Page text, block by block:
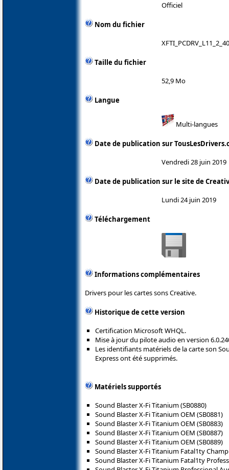
Officiel
Nom du fichier
Taille du fichier
52,9 Mo
Langue
Multi-langues
Date de publication sur
Vendredi 28 juin 2019
Date de publication sur le site de
Lundi 24 juin 2019
Téléchargement
Informations complémentaires
Drivers pour les cartes sons Creative.
Historique de cette version
Certification Microsoft WHQL.
Mise à jour du pilote audio en version
Les identifiants matériels de la carte son
Express ont été supprimés.
Matériels supportés
Sound Blaster X-Fi Titanium (SB0880)
Sound Blaster X-Fi Titanium OEM (SB0881)
Sound Blaster X-Fi Titanium OEM (SB0883)
Sound Blaster X-Fi Titanium OEM (SB0887)
Sound Blaster X-Fi Titanium OEM (SB0889)
Sound Blaster X-Fi Titanium Fatal1ty
Sound Blaster X-Fi Titanium Fatal1ty